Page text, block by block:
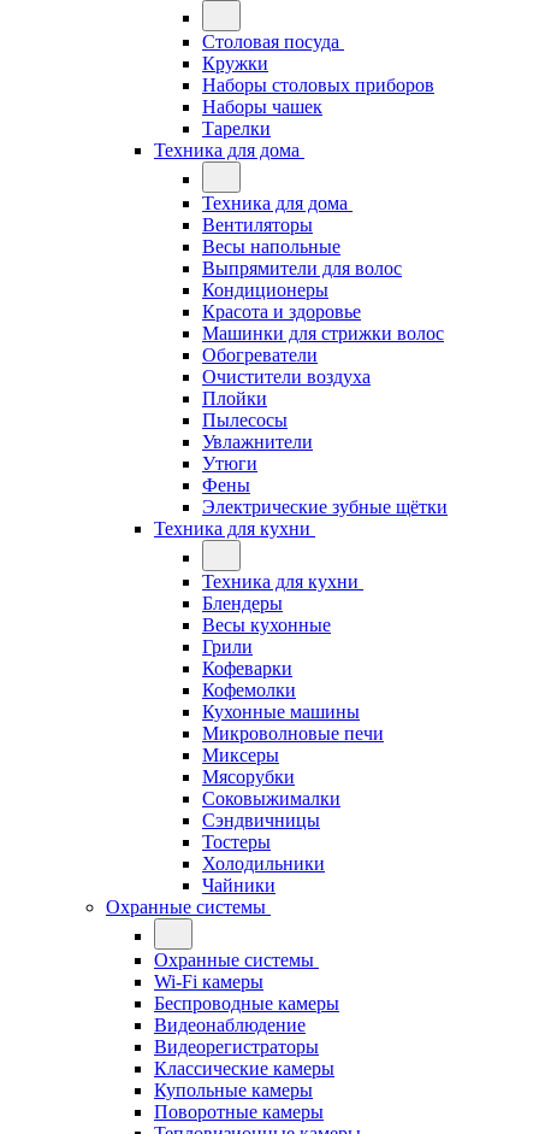
Столовая посуда
Кружки
Наборы столовых приборов
Наборы чашек
Тарелки
Техника для дома
Техника для дома
Вентиляторы
Весы напольные
Выпрямители для волос
Кондиционеры
Красота и здоровье
Машинки для стрижки волос
Обогреватели
Очистители воздуха
Плойки
Пылесосы
Увлажнители
Утюги
Фены
Электрические зубные щётки
Техника для кухни
Техника для кухни
Блендеры
Весы кухонные
Грили
Кофеварки
Кофемолки
Кухонные машины
Микроволновые печи
Миксеры
Мясорубки
Соковыжималки
Сэндвичницы
Тостеры
Холодильники
Чайники
Охранные системы
Охранные системы
Wi-Fi камеры
Беспроводные камеры
Видеонаблюдение
Видеорегистраторы
Классические камеры
Купольные камеры
Поворотные камеры